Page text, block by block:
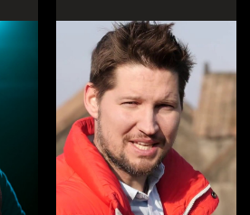
премия GOLD STARS
– Золотые звёзды.
товарный
«ДИСКАВЕРИ», ИНН
просп., д.43,
ком. 15Д